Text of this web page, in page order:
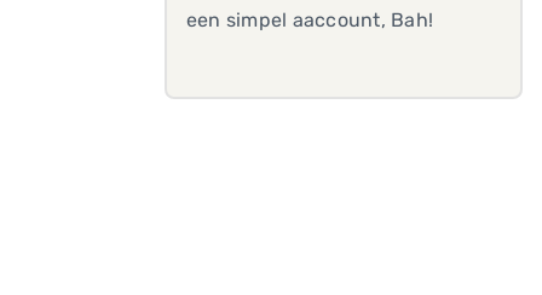
een simpel aaccount, Bah!